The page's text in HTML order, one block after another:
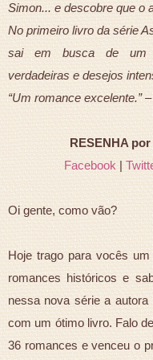
Simon... e descobre que o
No primeiro livro da série
sai em busca de um
verdadeiras e desejos
“Um romance excelente.”
RESENHA
Facebook |
Oi gente, como vão?
Hoje trago para vocês
romances históricos e
nessa nova série a autora
com um ótimo livro. Falo
36 romances e venceu o